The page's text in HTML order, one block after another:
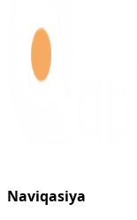
Naviqasiya